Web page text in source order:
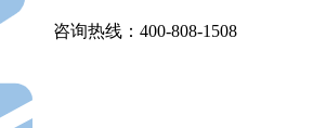
咨询热线：400-808-1508